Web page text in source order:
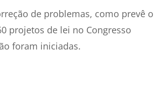
de problemas, como prevê o
projetos de lei no Congresso
foram iniciadas.